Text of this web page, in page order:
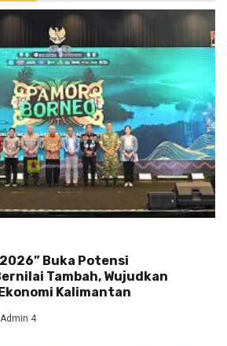
Buka Potensi
Tambah, Wujudkan
Kalimantan
Admin 4